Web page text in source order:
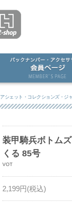
アシェット・コレクションズ・ジ
装甲騎兵ボトム
くる 85号
VOT
2,199円(税込)